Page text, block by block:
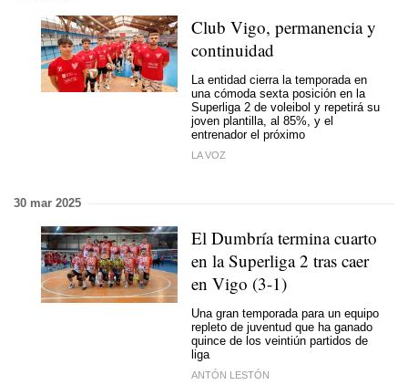
Club Vigo, permanencia y
continuidad
La entidad cierra la temporada en
una cómoda sexta posición en la
Superliga 2 de voleibol y repetirá su
joven plantilla, al 85%, y el
entrenador el próximo
LA VOZ
30 mar 2025
El Dumbría termina cuarto
en la Superliga 2 tras caer
en Vigo (3-1)
Una gran temporada para un equipo
repleto de juventud que ha ganado
quince de los veintiún partidos de
liga
ANTÓN LESTÓN